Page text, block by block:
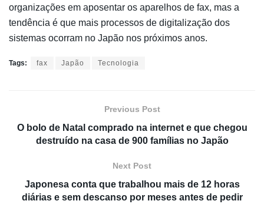
organizações em aposentar os aparelhos de fax, mas a
tendência é que mais processos de digitalização dos
sistemas ocorram no Japão nos próximos anos.
Tags: fax Japão Tecnologia
Previous Post
O bolo de Natal comprado na internet e que chegou
destruído na casa de 900 famílias no Japão
Next Post
Japonesa conta que trabalhou mais de 12 horas
diárias e sem descanso por meses antes de pedir